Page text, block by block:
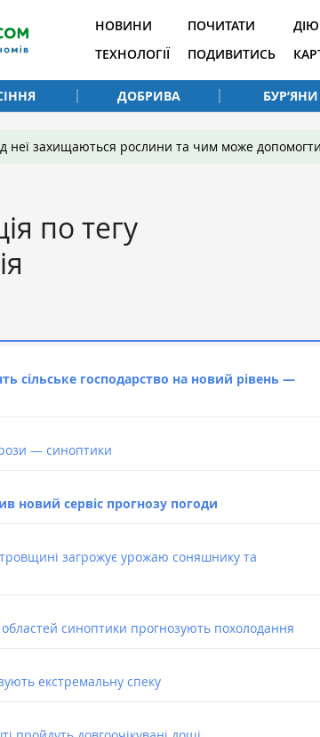
НОВИНИ
ТЕХНОЛОГІЇ
ПОЧИТАТИ
ПОДИВИТИСЬ
ДОБРИВА БУР’ЯНИ
неї захищаються рослини та чим може
по тегу
сільське господарство на новий рівень —
— синоптики
новий сервіс прогнозу погоди
загрожує урожаю соняшнику та
синоптики прогнозують похолодання
екстремальну спеку